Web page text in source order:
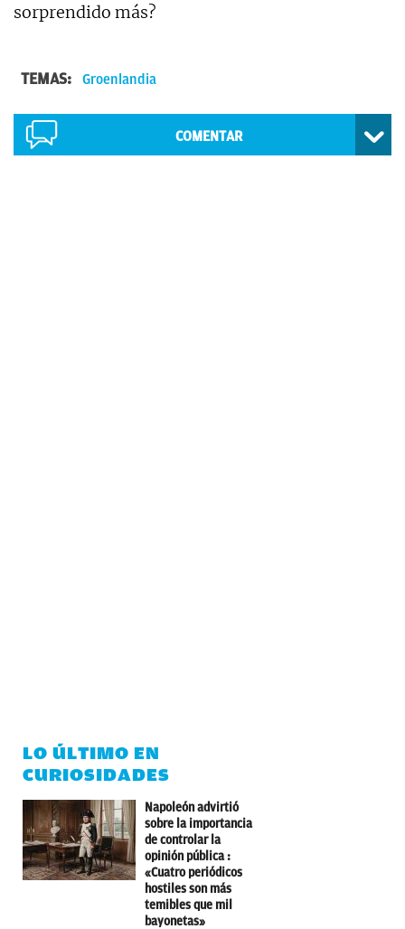
sorprendido más?
TEMAS: Groenlandia
COMENTAR
LO ÚLTIMO EN
CURIOSIDADES
Napoleón advirtió
sobre la importancia
de controlar la
opinión pública :
«Cuatro periódicos
hostiles son más
temibles que mil
bayonetas»